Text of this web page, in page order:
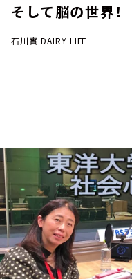
お知らせ
イベント・グッズ
YouTube
会社情報
そして脳の世界！
石川實 DAIRY LIFE